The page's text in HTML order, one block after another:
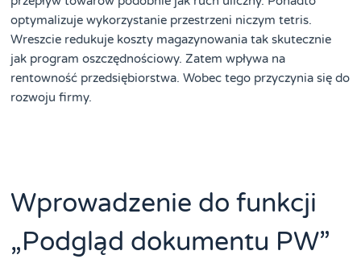
optymalizuje wykorzystanie przestrzeni niczym tetris.
Wreszcie redukuje koszty magazynowania tak skutecznie
jak program oszczędnościowy. Zatem wpływa na
rentowność przedsiębiorstwa. Wobec tego przyczynia się do
rozwoju firmy.
Wprowadzenie do funkcji
„Podgląd dokumentu PW”